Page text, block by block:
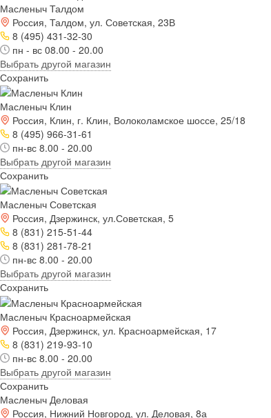
Масленыч Талдом
Россия, Талдом, ул. Советская, 23В
8 (495) 431-32-30
пн - вс 08.00 - 20.00
Выбрать другой магазин
Сохранить
Масленыч Клин
Россия, Клин, г. Клин, Волоколамское шоссе, 25/18
8 (495) 966-31-61
пн-вс 8.00 - 20.00
Выбрать другой магазин
Сохранить
Масленыч Советская
Россия, Дзержинск, ул.Советская, 5
8 (831) 215-51-44
8 (831) 281-78-21
пн-вс 8.00 - 20.00
Выбрать другой магазин
Сохранить
Масленыч Красноармейская
Россия, Дзержинск, ул. Красноармейская, 17
8 (831) 219-93-10
пн-вс 8.00 - 20.00
Выбрать другой магазин
Сохранить
Масленыч Деловая
Россия, Нижний Новгород, ул. Деловая, 8а